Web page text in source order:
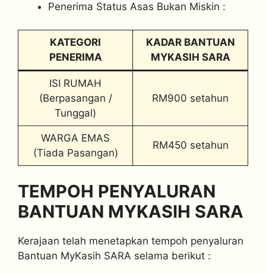
Penerima Status Asas Bukan Miskin :
KATEGORI
PENERIMA
KADAR BANTUAN
MYKASIH SARA
ISI RUMAH
(Berpasangan /
Tunggal)
RM900 setahun
WARGA EMAS
(Tiada Pasangan)
RM450 setahun
TEMPOH PENYALURAN
BANTUAN MYKASIH SARA
Kerajaan telah menetapkan tempoh penyaluran
Bantuan MyKasih SARA selama berikut :